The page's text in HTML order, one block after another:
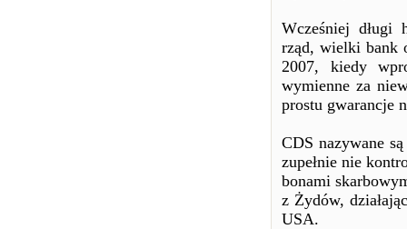
Wcześniej długi
rząd, wielki bank
2007, kiedy
wymienne za
prostu gwarancje
CDS nazywane
zupełnie nie
bonami
z Żydów,
USA.